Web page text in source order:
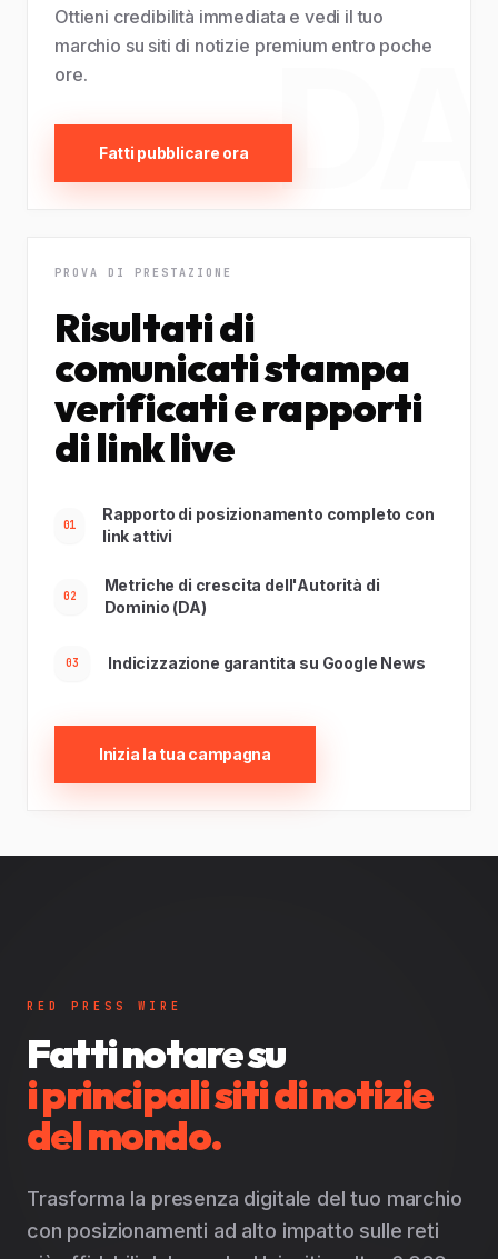
Ottieni credibilità immediata e vedi il tuo
marchio su siti di notizie premium entro poche
ore.
Fatti pubblicare ora DA
PROVA DI PRESTAZIONE
Risultati di
comunicati stampa
verificati e rapporti
di link live
01
Rapporto di posizionamento completo con
link attivi
02
Metriche di crescita dell'Autorità di
Dominio (DA)
03 Indicizzazione garantita su Google News
Inizia la tua campagna
RED PRESS WIRE
Fatti notare su
i principali siti di notizie
del mondo.
Trasforma la presenza digitale del tuo marchio
con posizionamenti ad alto impatto sulle reti